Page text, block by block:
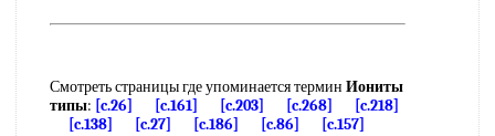
Смотреть страницы где упоминается термин Иониты
типы: [c.26] [c.161] [c.203] [c.268]
[c.218]
[c.138]
[c.27] [c.186] [c.86]
[c.157]